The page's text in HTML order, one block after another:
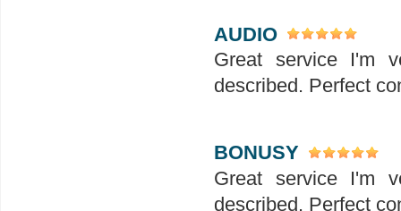
AUDIO
Great service I'm
described. Perfect
BONUSY
Great service I'm
described. Perfect